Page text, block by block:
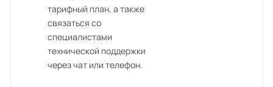
тарифный план, а также
связаться со
специалистами
технической поддержки
через чат или телефон.